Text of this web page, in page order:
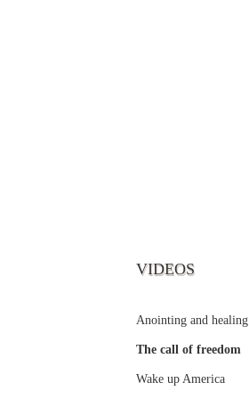
VIDEOS
Anointing and healing
The call of freedom
Wake up America